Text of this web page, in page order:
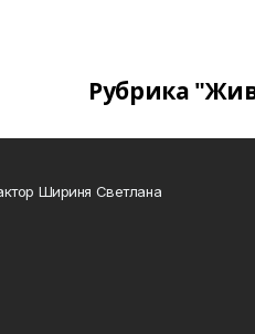
Рубрика
Шириня Светлана